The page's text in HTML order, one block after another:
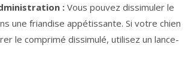
: Vous pouvez dissimuler le
une friandise appétissante. Si votre chien
le comprimé dissimulé, utilisez un lance-